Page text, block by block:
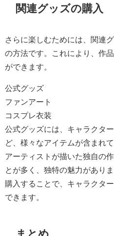
関連グッズの購入
さらに楽しむためには、関連
の方法です。これにより、作
ができます。
公式グッズ
ファンアート
コスプレ衣装
公式グッズには、キャラクタ
ど、様々なアイテムが含まれ
アーティストが描いた独自の
とが多く、独特の魅力があり
購入することで、キャラクタ
できます。
まとめ